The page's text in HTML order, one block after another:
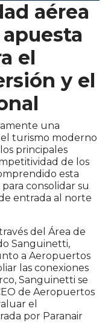
aérea
el
y el
una
turismo moderno
principales
de los
esta
consolidar su
entrada al norte
del Área de
Sanguinetti,
a Aeropuertos
las conexiones
Sanguinetti se
de Aeropuertos
el
por Paranair